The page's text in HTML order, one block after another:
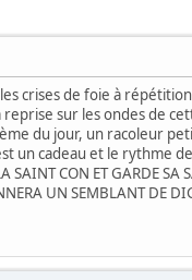
crises de foie à
sur les ondes de
du jour, un racoleur
un cadeau et le rythme
CON ET GARDE SA
UN SEMBLANT DE